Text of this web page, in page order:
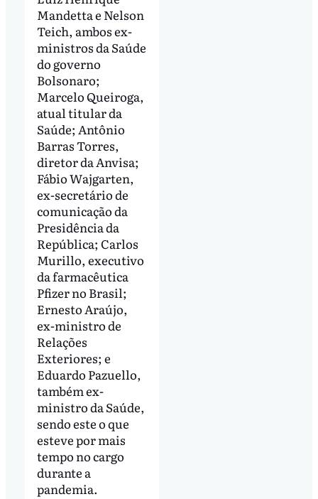
Mandetta e Nelson
Teich, ambos ex-
ministros da Saúde
do governo
Bolsonaro;
Marcelo Queiroga,
atual titular da
Saúde; Antônio
Barras Torres,
diretor da Anvisa;
Fábio Wajgarten,
ex-secretário de
comunicação da
Presidência da
República; Carlos
Murillo, executivo
da farmacêutica
Pfizer no Brasil;
Ernesto Araújo,
ex-ministro de
Relações
Exteriores; e
Eduardo Pazuello,
também ex-
ministro da Saúde,
sendo este o que
esteve por mais
tempo no cargo
durante a
pandemia.